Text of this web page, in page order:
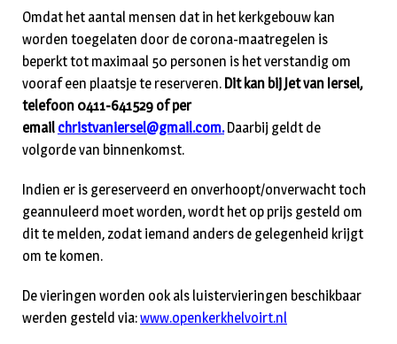
Omdat het aantal mensen dat in het kerkgebouw kan
worden toegelaten door de corona-maatregelen is
beperkt tot maximaal 50 personen is het verstandig om
vooraf een plaatsje te reserveren. Dit kan bij Jet van Iersel,
telefoon 0411-641529 of per
email christvaniersel@gmail.com. Daarbij geldt de
volgorde van binnenkomst.
Indien er is gereserveerd en onverhoopt/onverwacht toch
geannuleerd moet worden, wordt het op prijs gesteld om
dit te melden, zodat iemand anders de gelegenheid krijgt
om te komen.
De vieringen worden ook als luistervieringen beschikbaar
werden gesteld via:www.openkerkhelvoirt.nl